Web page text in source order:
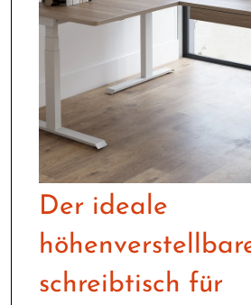
Der ideale
schreibtisch für